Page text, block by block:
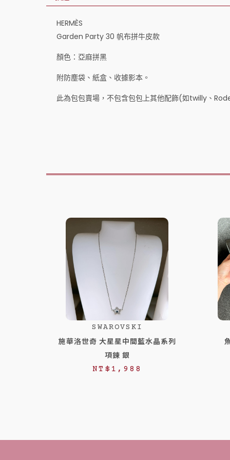
HERMÈS
Garden Party 30 帆布拼牛皮款
顏色：亞麻拼黑
附防塵袋、紙盒、收據影本。
此為包包賣場，不包含包包上其他配飾(如twilly、
SWAROVSKI
施華洛世奇 大星星中間藍水晶系列
項鍊 銀
NT$ 1,988